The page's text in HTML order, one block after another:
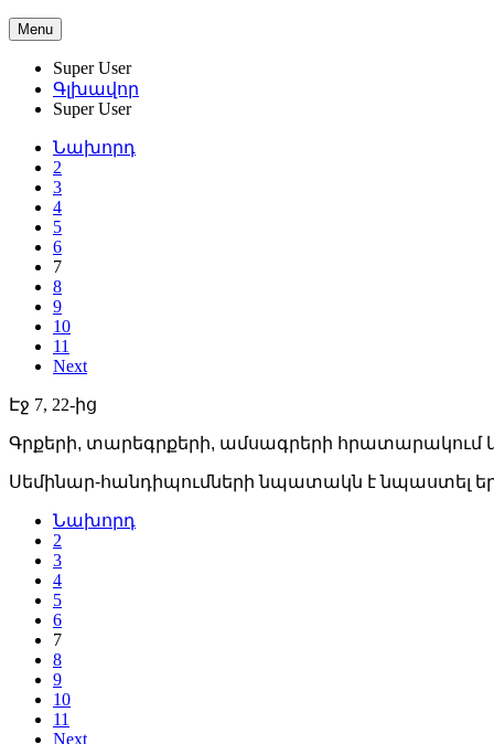
Menu
Super User
Գլխավոր
Super User
Նախորդ
2
3
4
5
6
7
8
9
10
11
Next
Էջ 7, 22-ից
Գրքերի, տարեգրքերի, ամսագրերի հրատարակում
Սեմինար-հանդիպումների նպատակն է նպաստել
Նախորդ
2
3
4
5
6
7
8
9
10
11
Next